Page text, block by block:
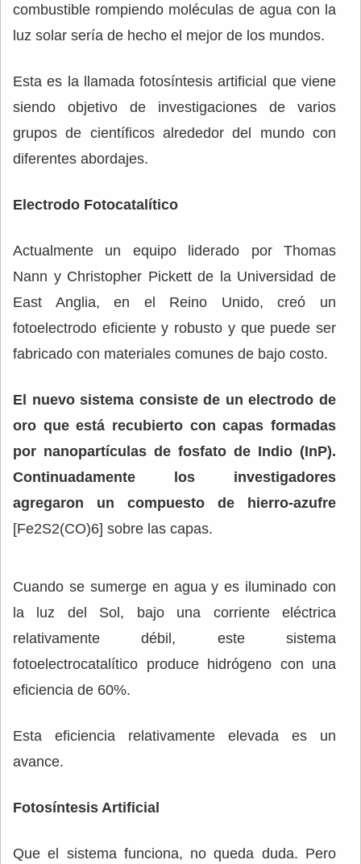
combustible rompiendo moléculas de agua con la
luz solar sería de hecho el mejor de los mundos.
Esta es la llamada fotosíntesis artificial que viene
siendo objetivo de investigaciones de varios
grupos de científicos alrededor del mundo con
diferentes abordajes.
Electrodo Fotocatalítico
Actualmente un equipo liderado por Thomas
Nann y Christopher Pickett de la Universidad de
East Anglia, en el Reino Unido, creó un
fotoelectrodo eficiente y robusto y que puede ser
fabricado con materiales comunes de bajo costo.
El nuevo sistema consiste de un electrodo de
oro que está recubierto con capas formadas
por nanopartículas de fosfato de Indio (InP).
Continuadamente los investigadores
agregaron un compuesto de hierro-azufre
[Fe2S2(CO)6] sobre las capas.
Cuando se sumerge en agua y es iluminado con
la luz del Sol, bajo una corriente eléctrica
relativamente débil, este sistema
fotoelectrocatalítico produce hidrógeno con una
eficiencia de 60%.
Esta eficiencia relativamente elevada es un
avance.
Fotosíntesis Artificial
Que el sistema funciona, no queda duda. Pero